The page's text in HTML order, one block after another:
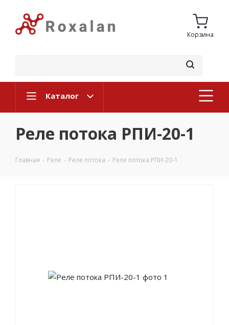
Корзина
Каталог
Реле потока РПИ-20-1
Главная - Реле - Реле потока - Реле потока РПИ-20-1